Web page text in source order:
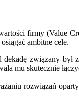
firmy (Value
ambitne cele.
związany
mu skutecznie
rozwiązań